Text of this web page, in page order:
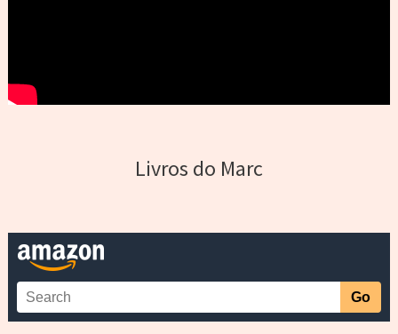
Livros do Marc